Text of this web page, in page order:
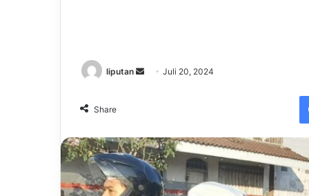
liputan
a
n
e
Juli 20, 2024
Share